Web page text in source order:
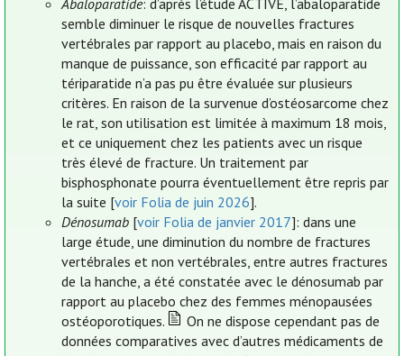
Abaloparatide: d’après l’étude ACTIVE, l’abaloparatide
semble diminuer le risque de nouvelles fractures
vertébrales par rapport au placebo, mais en raison du
manque de puissance, son efficacité par rapport au
tériparatide n’a pas pu être évaluée sur plusieurs
critères. En raison de la survenue d’ostéosarcome chez
le rat, son utilisation est limitée à maximum 18 mois,
et ce uniquement chez les patients avec un risque
très élevé de fracture. Un traitement par
bisphosphonate pourra éventuellement être repris par
la suite [voir Folia de juin 2026].
Dénosumab [voir Folia de janvier 2017]: dans une
large étude, une diminution du nombre de fractures
vertébrales et non vertébrales, entre autres fractures
de la hanche, a été constatée avec le dénosumab par
rapport au placebo chez des femmes ménopausées
ostéoporotiques.
On ne dispose cependant pas de
données comparatives avec d’autres médicaments de